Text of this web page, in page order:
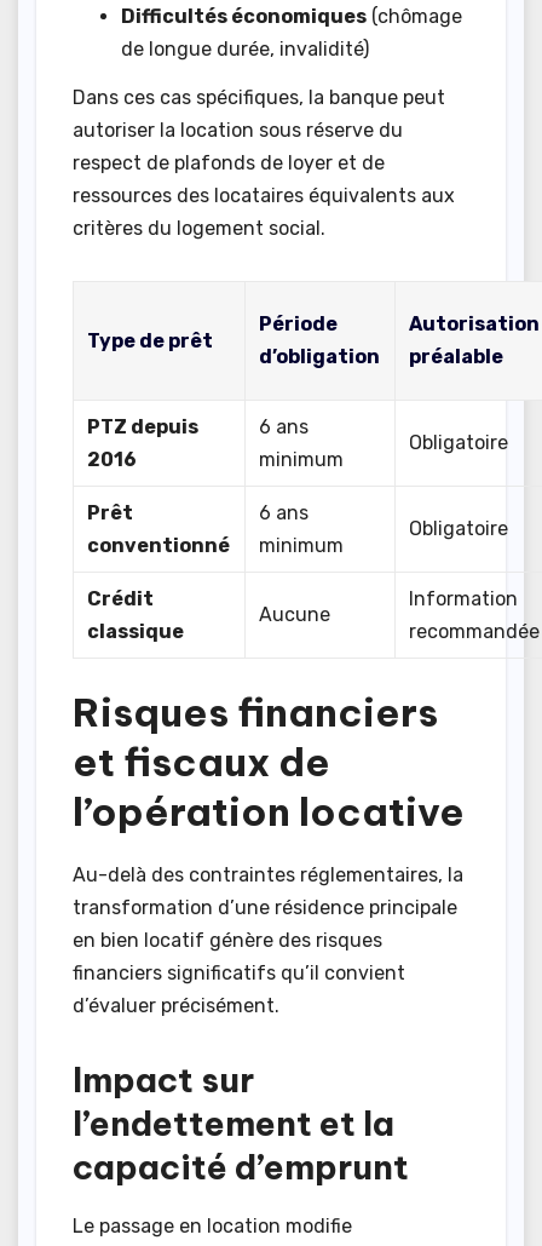
Difficultés économiques (chômage
de longue durée, invalidité)
Dans ces cas spécifiques, la banque peut
autoriser la location sous réserve du
respect de plafonds de loyer et de
ressources des locataires équivalents aux
critères du logement social.
Type de prêt
Période
d’obligation
Autorisation
préalable
PTZ depuis
2016
6 ans
minimum
Obligatoire
Prêt
conventionné
6 ans
minimum
Obligatoire
Crédit
classique
Aucune
Information
recommandée
Risques financiers
et fiscaux de
l’opération locative
Au-delà des contraintes réglementaires, la
transformation d’une résidence principale
en bien locatif génère des risques
financiers significatifs qu’il convient
d’évaluer précisément.
Impact sur
l’endettement et la
capacité d’emprunt
Le passage en location modifie